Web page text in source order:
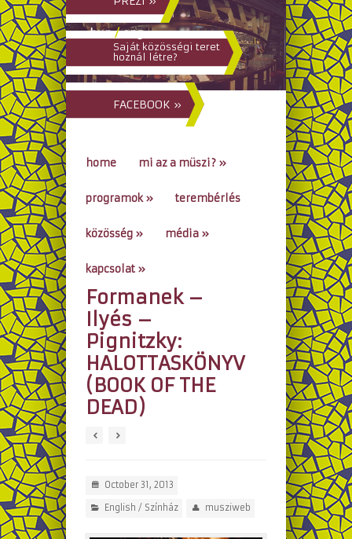
hun/eng
Saját közösségi teret
hoznál létre?
FACEBOOK »
home mi az a müszi? »
programok» terembérlés
közösség » média »
kapcsolat »
go to...
Formanek –
Ilyés –
Pignitzky:
HALOTTASKÖNYV
(BOOK OF THE
DEAD)
October 31, 2013
English / Színház musziweb